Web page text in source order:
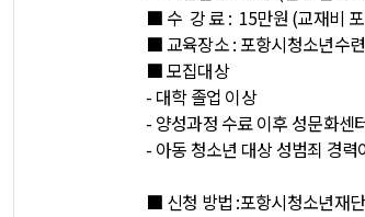
■ 수 강 료 : 15만원 (교재비
■ 교육장소 : 포항시청소년수
■ 모집대상
- 대학 졸업 이상
- 양성과정 수료 이후 성문화센
- 아동 청소년 대상 성범죄 경력
■ 신청 방법 :포항시청소년재